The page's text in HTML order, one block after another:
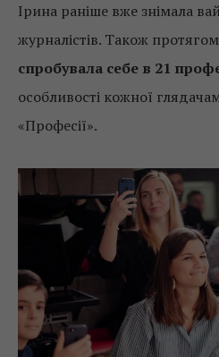
Ірина раніше вже знімала
журналістів. Також
спробувала себе в 21
особливості кожної
«Професії».